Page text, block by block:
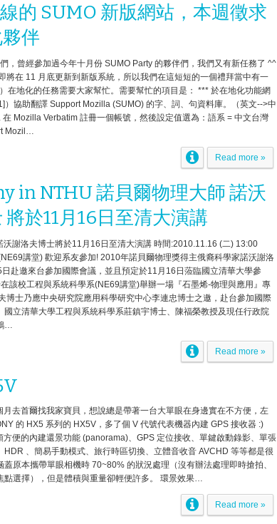
的 SUMO 新版網站，本週徵求
伴
，曾經參加過今年十月份 SUMO Party 的夥伴們，我們又有新任務了 ^^
將在 11 月底更新到新版系統，所以我們在這短短的一個禮拜當中有一
在地化的任務需要大家幫忙。需要幫忙的項目是： *** 於在地化功能網
）協助翻譯 Support Mozilla (SUMO) 的字、詞、句資料庫。（英文-->中
Mozilla Verbatim 註冊一個帳號，然後設定值選為：語系 = 中文台灣
Mozil…
Read more »
in NTHU 諾貝爾物理大師 諾沃
於11月16日至清大演講
沃謝洛夫博士將於11月16日至清大演講 時間:2010.11.16 (二) 13:00
講堂) 歡迎系友參加! 2010年諾貝爾物理獎得主俄裔科學家諾沃謝洛
赴邀來台參加國際會議，並且預定於11月16日蒞臨國立清華大學參
該校工程與系統科學系(NE69講堂)舉辦一場『石墨烯-物理與應用』專
博士乃應中央研究院應用科學研究中心李連忠博士之邀，赴台參加國際
國立清華大學工程與系統科學系莊鎮宇博士、陳福榮教授及現任行政院
…
Read more »
去首爾找我家寶貝，想說總是帶著一台大單眼在身邊實在不方便，左
的 HX5 系列的 HX5V，多了個 V 代號代表機器內建 GPS 接收器 :)
便的內建還景功能 (panorama)、GPS 定位接收、單鍵啟動錄影、單張
HDR 、簡易手動模式、旅行時區切換、立體音收音 AVCHD 等等都是很
原本攜帶單眼相機時 70~80% 的狀況處理（沒有辦法處理即時搶拍、
點選擇），但是體積與重量卻輕便許多。 環景效果…
Read more »